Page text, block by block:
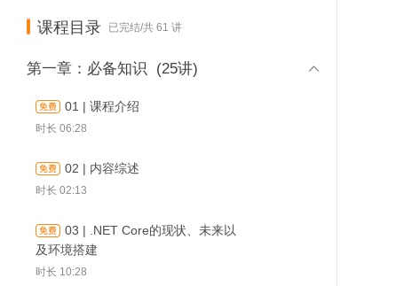
课程目录 已完结/共 61 讲
第一章：必备知识 (25讲) 
01 | 课程介绍
时长 06:28
02 | 内容综述
时长 02:13
03 | .NET Core的现状、未来以
及环境搭建
时长 10:28